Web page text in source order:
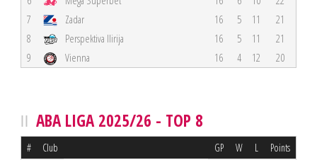
7
Zadar 16 5 11
21
8
Perspektiva Ilirija 16 5 11
21
9
Vienna 16 4 12 20
ABA LIGA 2025/26 - TOP 8
# Club GP W L Points